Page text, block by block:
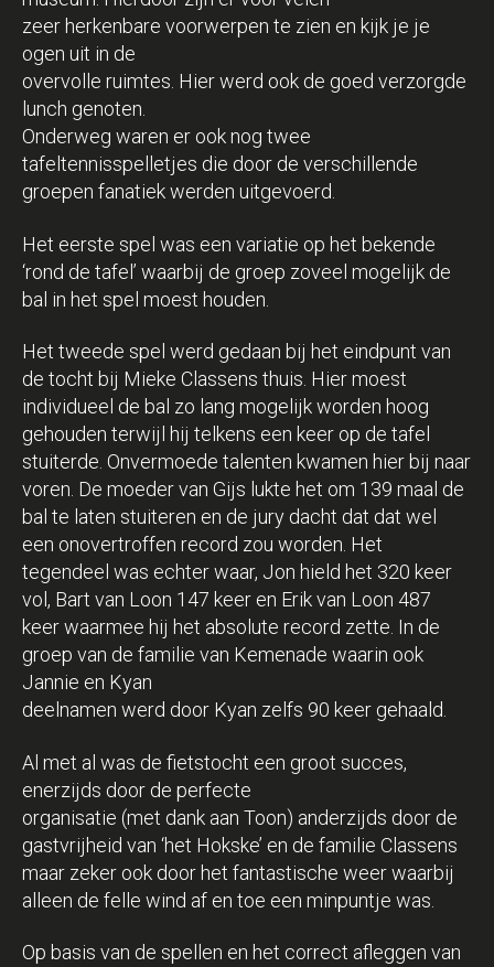
zeer herkenbare voorwerpen te zien en kijk je je
ogen uit in de
overvolle ruimtes. Hier werd ook de goed verzorgde
lunch genoten.
Onderweg waren er ook nog twee
tafeltennisspelletjes die door de verschillende
groepen fanatiek werden uitgevoerd.
Het eerste spel was een variatie op het bekende
‘rond de tafel’ waarbij de groep zoveel mogelijk de
bal in het spel moest houden.
Het tweede spel werd gedaan bij het eindpunt van
de tocht bij Mieke Classens thuis. Hier moest
individueel de bal zo lang mogelijk worden hoog
gehouden terwijl hij telkens een keer op de tafel
stuiterde. Onvermoede talenten kwamen hier bij naar
voren. De moeder van Gijs lukte het om 139 maal de
bal te laten stuiteren en de jury dacht dat dat wel
een onovertroffen record zou worden. Het
tegendeel was echter waar, Jon hield het 320 keer
vol, Bart van Loon 147 keer en Erik van Loon 487
keer waarmee hij het absolute record zette. In de
groep van de familie van Kemenade waarin ook
Jannie en Kyan
deelnamen werd door Kyan zelfs 90 keer gehaald.
Al met al was de fietstocht een groot succes,
enerzijds door de perfecte
organisatie (met dank aan Toon) anderzijds door de
gastvrijheid van ‘het Hokske’ en de familie Classens
maar zeker ook door het fantastische weer waarbij
alleen de felle wind af en toe een minpuntje was.
Op basis van de spellen en het correct afleggen van